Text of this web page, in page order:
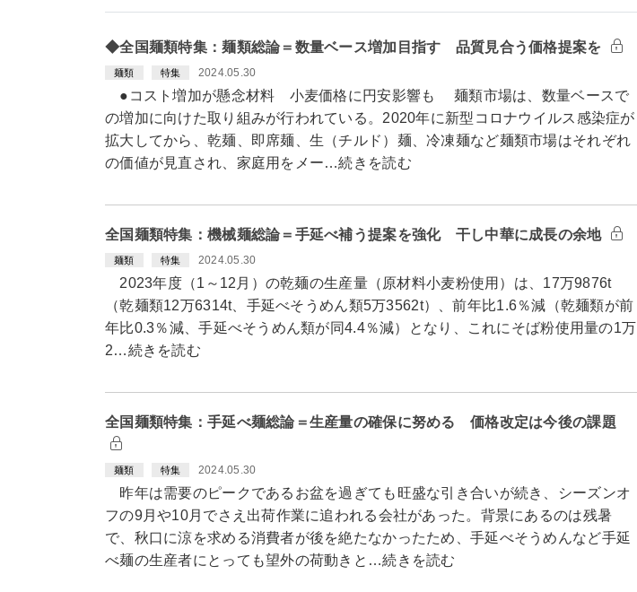
◆全国麺類特集：麺類総論＝数量ベース増加目指す 品質見合う価格提案を
麺類 特集 2024.05.30
●コスト増加が懸念材料 小麦価格に円安影響も 麺類市場は、数量ベースで
の増加に向けた取り組みが行われている。2020年に新型コロナウイルス感染症が
拡大してから、乾麺、即席麺、生（チルド）麺、冷凍麺など麺類市場はそれぞれ
の価値が見直され、家庭用をメー…続きを読む
全国麺類特集：機械麺総論＝手延べ補う提案を強化 干し中華に成長の余地
麺類 特集 2024.05.30
2023年度（1～12月）の乾麺の生産量（原材料小麦粉使用）は、17万9876t
（乾麺類12万6314t、手延べそうめん類5万3562t）、前年比1.6％減（乾麺類が前
年比0.3％減、手延べそうめん類が同4.4％減）となり、これにそば粉使用量の1万
2…続きを読む
全国麺類特集：手延べ麺総論＝生産量の確保に努める 価格改定は今後の課題
麺類 特集 2024.05.30
昨年は需要のピークであるお盆を過ぎても旺盛な引き合いが続き、シーズンオ
フの9月や10月でさえ出荷作業に追われる会社があった。背景にあるのは残暑
で、秋口に涼を求める消費者が後を絶たなかったため、手延べそうめんなど手延
べ麺の生産者にとっても望外の荷動きと…続きを読む